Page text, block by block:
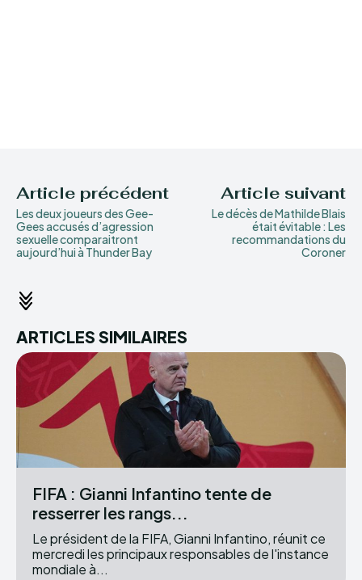
Article précédent
Les deux joueurs des Gee-
Gees accusés d’agression
sexuelle comparaitront
aujourd’hui à Thunder Bay
Article suivant
Le décès de Mathilde Blais
était évitable : Les
recommandations du
Coroner
ARTICLES SIMILAIRES
FIFA : Gianni Infantino tente de
resserrer les rangs...
Le président de la FIFA, Gianni Infantino, réunit ce
mercredi les principaux responsables de l'instance
mondiale à...